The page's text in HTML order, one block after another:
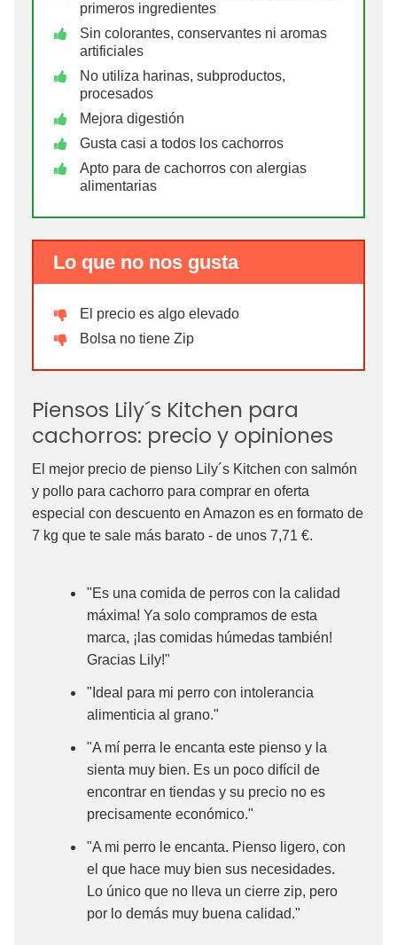
primeros ingredientes
Sin colorantes, conservantes ni aromas
artificiales
No utiliza harinas, subproductos,
procesados
Mejora digestión
Gusta casi a todos los cachorros
Apto para de cachorros con alergias
alimentarias
Lo que no nos gusta
El precio es algo elevado
Bolsa no tiene Zip
Piensos Lily´s Kitchen para
cachorros: precio y opiniones
El mejor precio de pienso Lily´s Kitchen con salmón
y pollo para cachorro para comprar en oferta
especial con descuento en Amazon es en formato de
7 kg que te sale más barato - de unos 7,71 €.
"Es una comida de perros con la calidad
máxima! Ya solo compramos de esta
marca, ¡las comidas húmedas también!
Gracias Lily!"
"Ideal para mi perro con intolerancia
alimenticia al grano."
"A mí perra le encanta este pienso y la
sienta muy bien. Es un poco difícil de
encontrar en tiendas y su precio no es
precisamente económico."
"A mi perro le encanta. Pienso ligero, con
el que hace muy bien sus necesidades.
Lo único que no lleva un cierre zip, pero
por lo demás muy buena calidad."